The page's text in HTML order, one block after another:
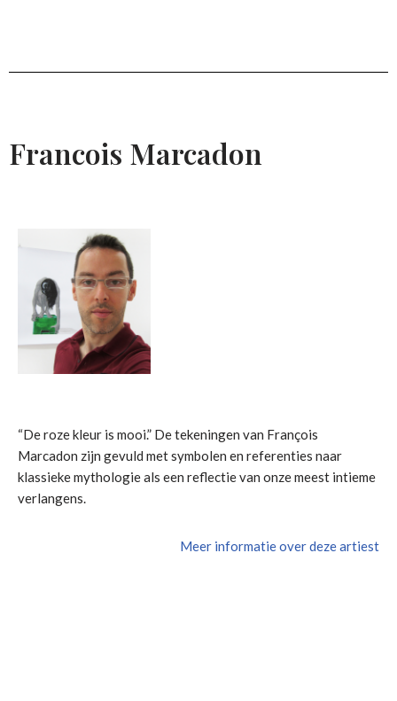
Francois Marcadon
“De roze kleur is mooi.” De tekeningen van François
Marcadon zijn gevuld met symbolen en referenties naar
klassieke mythologie als een reflectie van onze meest intieme
verlangens.
Meer informatie over deze artiest